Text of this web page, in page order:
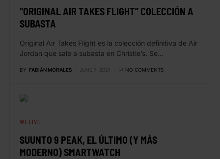
“ORIGINAL AIR TAKES FLIGHT” COLECCIÓN A
SUBASTA
Original Air Takes Flight es la colección definitiva de Air
Jordan que sale a subasta en Christie’s. Se…
BY FABIÁN MORALES JUNE 7, 2021 NO COMMENTS
WE LIVE
SUUNTO 9 PEAK, EL ÚLTIMO (Y MÁS
MODERNO) SMARTWATCH